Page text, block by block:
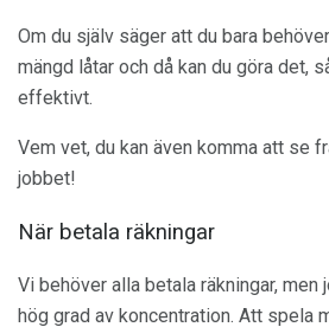
Om du själv säger att du bara
mängd låtar och då kan du göra det,
effektivt.
Vem vet, du kan även komma att se
jobbet!
När betala räkningar
Vi behöver alla betala räkningar,
hög grad av koncentration. Att spela